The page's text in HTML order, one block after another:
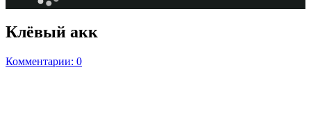
Клёвый акк
Комментарии: 0